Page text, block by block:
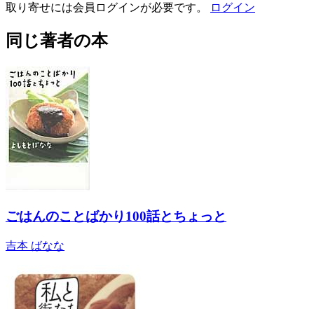
取り寄せには会員ログインが必要です。 ログイン
同じ著者の本
ごはんのことばかり100話とちょっと
吉本 ばなな